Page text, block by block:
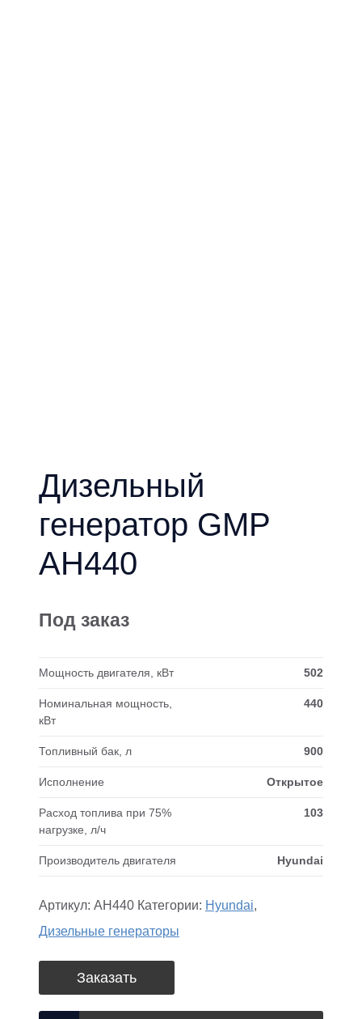
Дизельный
генератор GMP
AH440
Под заказ
Мощность двигателя, кВт 502
Номинальная мощность,
кВт
440
Топливный бак, л 900
Исполнение Открытое
Расход топлива при 75%
нагрузке, л/ч
103
Производитель двигателя Hyundai
Артикул: AH440 Категории: Hyundai,
Дизельные генераторы
Заказать